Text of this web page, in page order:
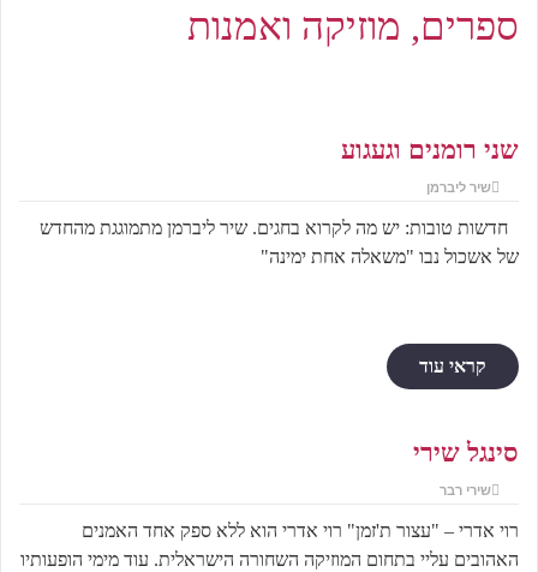
ספרים, מוזיקה ואמנות
שני רומנים וגעגוע
שיר ליברמן
חדשות טובות: יש מה לקרוא בחגים. שיר ליברמן מתמוגגת מהחדש
של אשכול נבו "משאלה אחת ימינה"
קראי עוד
סינגל שירי
שירי רבר
רוי אדרי – "עצור ת'זמן" רוי אדרי הוא ללא ספק אחד האמנים
האהובים עליי בתחום המוזיקה השחורה הישראלית. עוד מימי הופעותיו